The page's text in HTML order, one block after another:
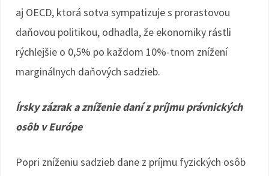
aj OECD, ktorá sotva sympatizuje s prorastovou
daňovou politikou, odhadla, že ekonomiky rástli
rýchlejšie o 0,5% po každom 10%-tnom znížení
marginálnych daňových sadzieb.
Írsky zázrak a zníženie daní z príjmu právnických
osôb v Európe
Popri zníženiu sadzieb dane z príjmu fyzických osôb